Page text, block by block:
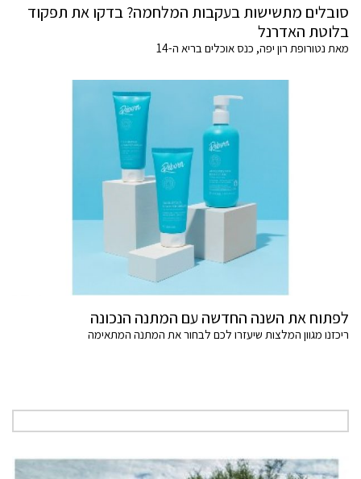
סובלים מתשישות בעקבות המלחמה? בדקו את תפקוד
בלוטת האדרנל
מאת נטורופת רון יפה, כנס אוכלים בריא ה-14
לפתוח את השנה החדשה עם המתנה הנכונה
ריכזנו מגוון המלצות שיעזרו לכם לבחור את המתנה המתאימה